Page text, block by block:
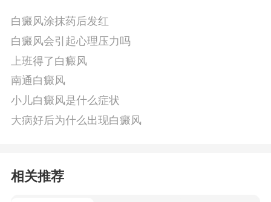
白癜风涂抹药后发红
白癜风会引起心理压力吗
上班得了白癜风
南通白癜风
小儿白癜风是什么症状
大病好后为什么出现白癜风
相关推荐